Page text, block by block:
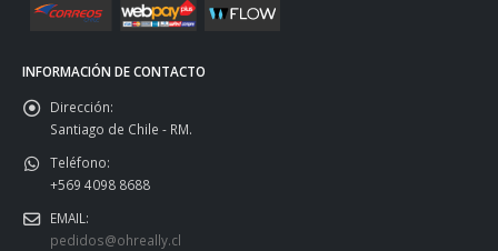
INFORMACIÓN DE CONTACTO
Dirección:
Santiago de Chile - RM.
Teléfono:
+569 4098 8688
EMAIL:
pedidos@ohreally.cl